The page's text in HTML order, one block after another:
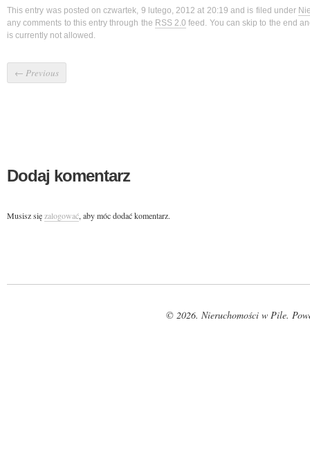
This entry was posted on czwartek, 9 lutego, 2012 at 20:19 and is filed under
any comments to this entry through the RSS 2.0 feed. You can skip to the end
is currently not allowed.
← Previous
Dodaj komentarz
Musisz sięzalogować, aby móc dodać komentarz.
© 2026. Nieruchomości w Pile.